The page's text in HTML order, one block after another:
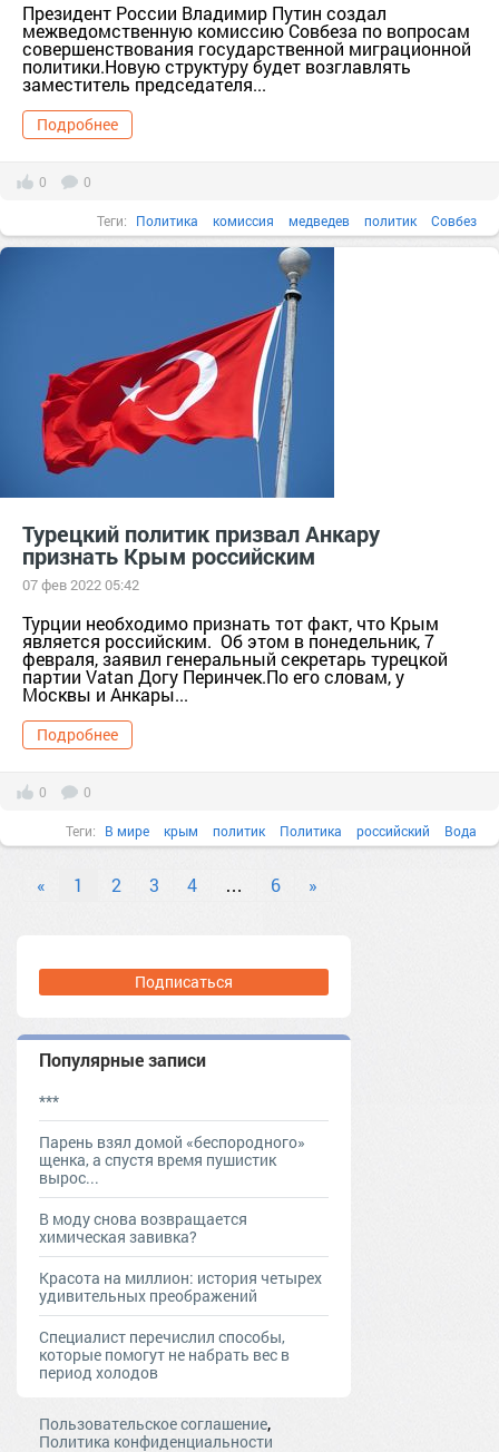
Президент России Владимир Путин создал
межведомственную комиссию Совбеза по вопросам
совершенствования государственной миграционной
политики.Новую структуру будет возглавлять
заместитель председателя...
Подробнее
0 0
Теги: Политика комиссия медведев политик Совбез
Турецкий политик призвал Анкару
признать Крым российским
07 фев 2022 05:42
Турции необходимо признать тот факт, что Крым
является российским. Об этом в понедельник, 7
февраля, заявил генеральный секретарь турецкой
партии Vatan Догу Перинчек.По его словам, у
Москвы и Анкары...
Подробнее
0 0
Теги: В мире крым политик Политика российский Вода
« 1 2 3 4 … 6 »
Подписаться
Популярные записи
***
Парень взял домой «беспородного»
щенка, а спустя время пушистик
вырос...
В моду снова возвращается
химическая завивка?
Красота на миллион: история четырех
удивительных преображений
Специалист перечислил способы,
которые помогут не набрать вес в
период холодов
Пользовательское соглашение,
Политика конфиденциальности